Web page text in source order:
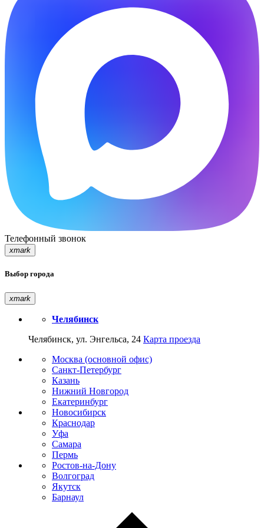
Телефонный звонок
xmark
Выбор города
xmark
Челябинск
Челябинск, ул. Энгельса, 24 Карта проезда
Москва (основной офис)
Санкт-Петербург
Казань
Нижний Новгород
Екатеринбург
Новосибирск
Краснодар
Уфа
Самара
Пермь
Ростов-на-Дону
Волгоград
Якутск
Барнаул